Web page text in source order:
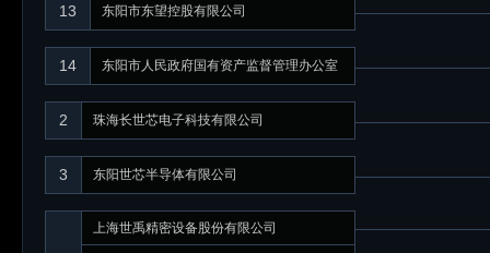
13 东阳市东望控股有限公司
14 东阳市人民政府国有资产监督管理办公室
2 珠海长世芯电子科技有限公司
3 东阳世芯半导体有限公司
上海世禹精密设备股份有限公司